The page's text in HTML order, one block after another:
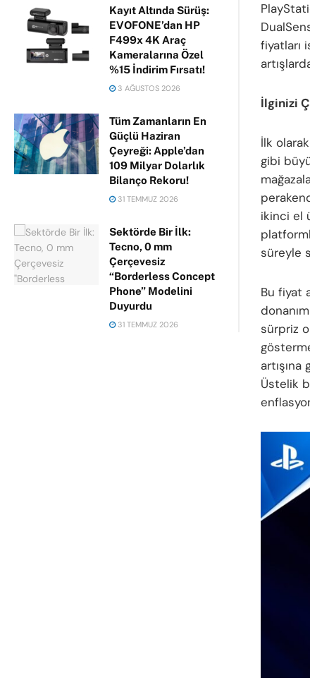
Kayıt Altında Sürüş:
EVOFONE’dan HP
F499x 4K Araç
Kameralarına Özel
%15 İndirim Fırsatı!
3 AĞUSTOS 2026
Tüm Zamanların En
Güçlü Haziran
Çeyreği: Apple’dan
109 Milyar Dolarlık
Bilanço Rekoru!
31 TEMMUZ 2026
Sektörde Bir İlk:
Tecno, 0 mm
Çerçevesiz
“Borderless Concept
Phone” Modelini
Duyurdu
31 TEMMUZ 2026
fiyatları
İlginizi
İlk
gibi
ikinci el
süreyle
Bu fiyat
sürpriz
Üstelik